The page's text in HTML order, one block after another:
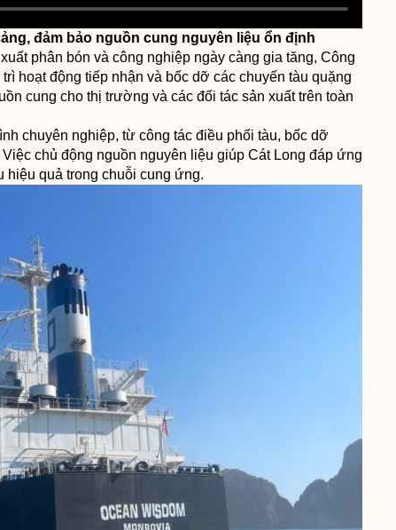
đảm bảo nguồn cung nguyên liệu ổn định
phân bón và công nghiệp ngày càng gia tăng, Công
hoạt động tiếp nhận và bốc dỡ các chuyến tàu quặng
cung cho thị trường và các đối tác sản xuất trên toàn
chuyên nghiệp, từ công tác điều phối tàu, bốc dỡ
chủ động nguồn nguyên liệu giúp Cát Long đáp ứng
hiệu quả trong chuỗi cung ứng.